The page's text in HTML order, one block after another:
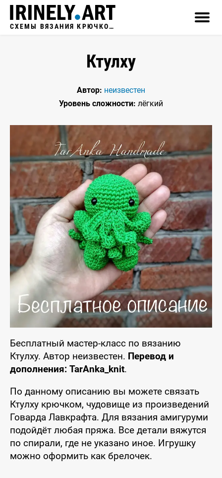
СХЕМЫ ВЯЗАНИЯ КРЮЧКОМ
Ктулху
Автор: неизвестен
Уровень сложности: лёгкий
Бесплатный мастер-класс по вязанию
Ктулху. Автор неизвестен. Перевод и
дополнения: TarAnka_knit.
По данному описанию вы можете связать
Ктулху крючком, чудовище из произведений
Говарда Лавкрафта. Для вязания амигуруми
подойдёт любая пряжа. Все детали вяжутся
по спирали, где не указано иное. Игрушку
можно оформить как брелочек.